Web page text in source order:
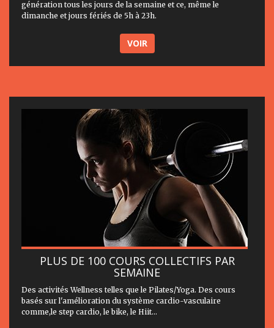
génération tous les jours de la semaine et ce, même le
dimanche et jours fériés de 5h à 23h.
VOIR
PLUS DE 100 COURS COLLECTIFS PAR
SEMAINE
Des activités Wellness telles que le Pilates/Yoga. Des cours
basés sur l'amélioration du système cardio-vasculaire
comme,le step cardio, le bike, le Hiit...